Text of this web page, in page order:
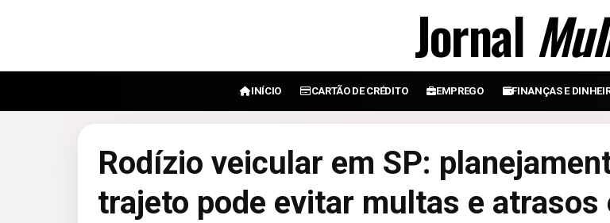
Jornal
INÍCIO CARTÃO DE CRÉDITO EMPREGO FINANÇAS E
Rodízio veicular em SP:
trajeto pode evitar multas e atrasos